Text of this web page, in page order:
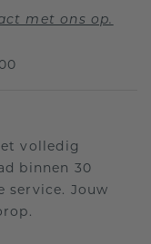
met ons op.
volledig
binnen 30
service. Jouw